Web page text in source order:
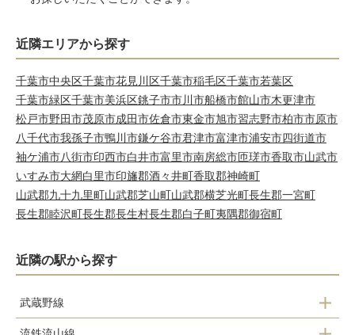
近隣エリアから探す
千葉市中央区千葉市花見川区千葉市稲毛区千葉市若葉区
千葉市緑区千葉市美浜区銚子市市川市船橋市館山市木更津市
松戸市野田市茂原市成田市佐倉市東金市旭市習志野市柏市市原市
八千代市我孫子市鴨川市鎌ケ谷市君津市富津市浦安市四街道市
袖ケ浦市八街市印西市白井市富里市南房総市匝瑳市香取市山武市
いすみ市大網白里市印旛郡酒々井町香取郡神崎町
山武郡九十九里町山武郡芝山町山武郡横芝光町長生郡一宮町
長生郡睦沢町長生郡長生村長生郡白子町夷隅郡御宿町
近隣の駅から探す
武蔵野線